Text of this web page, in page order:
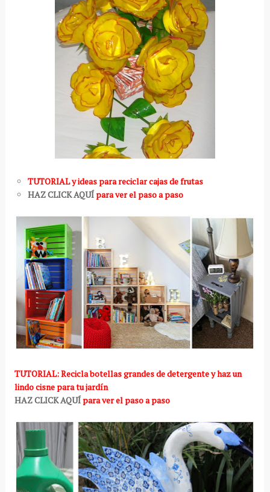
TUTORIAL y ideas para reciclar cajas de frutas
HAZ CLICK AQUÍpara ver el paso a paso
TUTORIAL: Recicla botellas grandes de detergente y haz un
lindo cisne para tu jardín
HAZ CLICK AQUÍpara ver el paso a paso